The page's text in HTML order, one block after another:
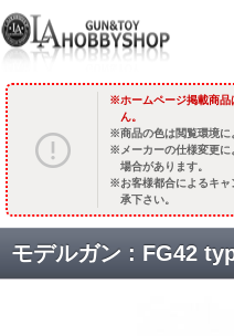
ホームページ掲載商
ん。
商品の色は閲覧環境に
メーカーの仕様変更
場合があります。
お客様都合によるキ
承下さい。